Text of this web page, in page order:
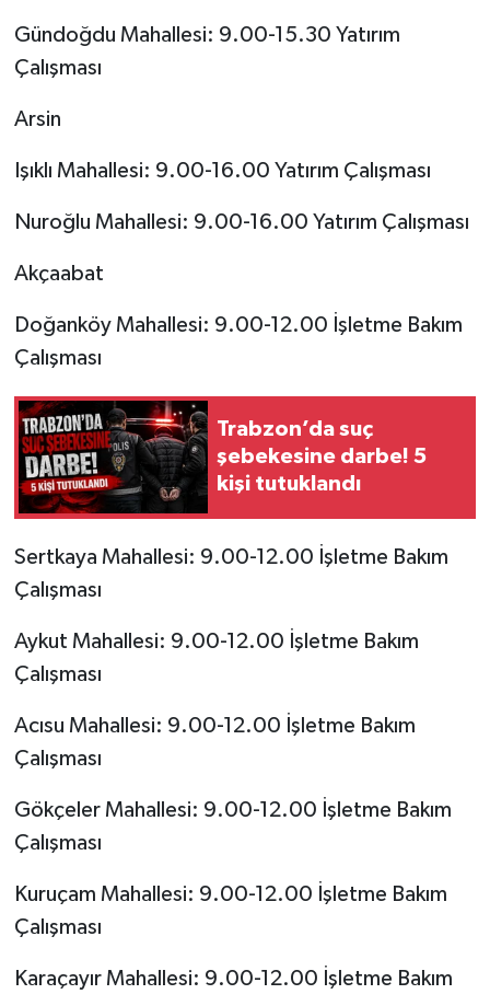
Gündoğdu Mahallesi: 9.00-15.30 Yatırım
Çalışması
Arsin
Işıklı Mahallesi: 9.00-16.00 Yatırım Çalışması
Nuroğlu Mahallesi: 9.00-16.00 Yatırım Çalışması
Akçaabat
Doğanköy Mahallesi: 9.00-12.00 İşletme Bakım
Çalışması
Trabzon’da suç
şebekesine darbe! 5
kişi tutuklandı
Sertkaya Mahallesi: 9.00-12.00 İşletme Bakım
Çalışması
Aykut Mahallesi: 9.00-12.00 İşletme Bakım
Çalışması
Acısu Mahallesi: 9.00-12.00 İşletme Bakım
Çalışması
Gökçeler Mahallesi: 9.00-12.00 İşletme Bakım
Çalışması
Kuruçam Mahallesi: 9.00-12.00 İşletme Bakım
Çalışması
Karaçayır Mahallesi: 9.00-12.00 İşletme Bakım